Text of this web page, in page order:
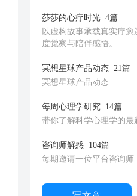
莎莎的心疗时光 4篇
以虚构故事承载真实疗
度觉察与陪伴感悟。
冥想星球产品动态 21篇
冥想星球产品动态
每周心理学研究 14篇
带你了解科学心理学的最
咨询师解惑 104篇
每期邀请一位平台咨询